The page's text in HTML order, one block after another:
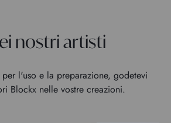
nostri artisti
l'uso e la preparazione, godetevi
Blockx nelle vostre creazioni.